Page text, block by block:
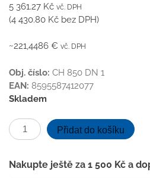
5 361.27 Kč vč. DPH
(4 430.80 Kč bez DPH)
~221,4486 € vč. DPH
Obj. číslo: CH 850 DN 1
EAN: 8595587412077
Skladem
Podlahový
linear.
850
Přidat do košíku
Nakupte ještě za 1 500 Kč a